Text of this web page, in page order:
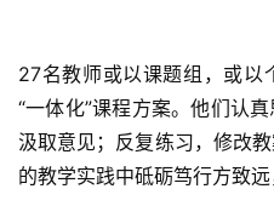
27名教师或以课题组，或以
“一体化”课程方案。他们认
汲取意见；反复练习，修改
的教学实践中砥砺笃行方致远